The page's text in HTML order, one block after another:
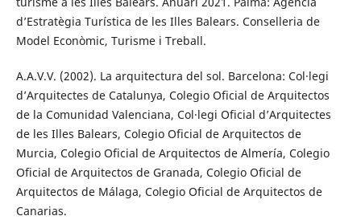
d’Estratègia Turística de les Illes Balears. Conselleria de
Model Econòmic, Turisme i Treball.
A.A.V.V. (2002). La arquitectura del sol. Barcelona: Col·legi
d’Arquitectes de Catalunya, Colegio Oficial de Arquitectos
de la Comunidad Valenciana, Col·legi Oficial d’Arquitectes
de les Illes Balears, Colegio Oficial de Arquitectos de
Murcia, Colegio Oficial de Arquitectos de Almería, Colegio
Oficial de Arquitectos de Granada, Colegio Oficial de
Arquitectos de Málaga, Colegio Oficial de Arquitectos de
Canarias.